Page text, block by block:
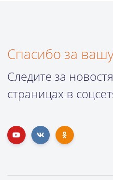
Спасибо за
Следите за
страницах в